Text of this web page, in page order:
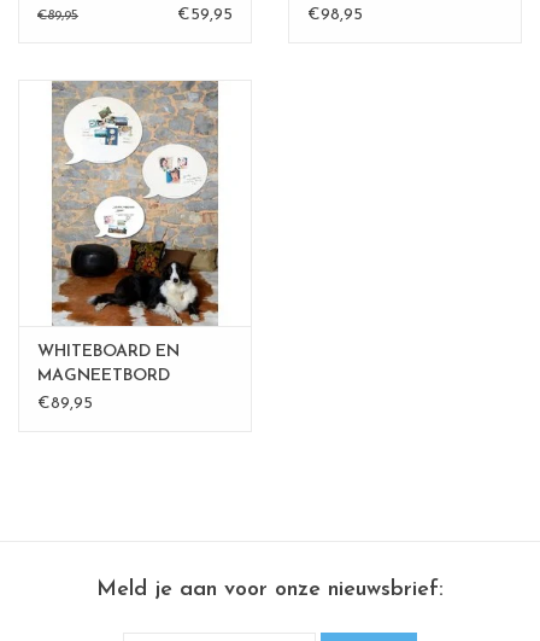
€89,95 €59,95
€98,95
WHITEBOARD EN
MAGNEETBORD
TEKSTBALLON Medium
€89,95
Meld je aan voor onze nieuwsbrief: